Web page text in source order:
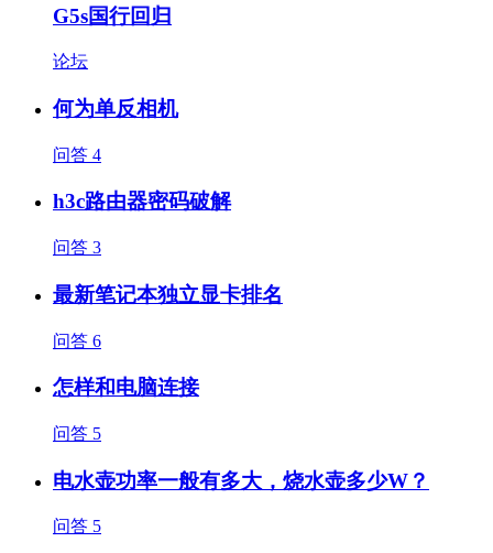
G5s国行回归
论坛
何为单反相机
问答 4
h3c路由器密码破解
问答 3
最新笔记本独立显卡排名
问答 6
怎样和电脑连接
问答 5
电水壶功率一般有多大，烧水壶多少W？
问答 5